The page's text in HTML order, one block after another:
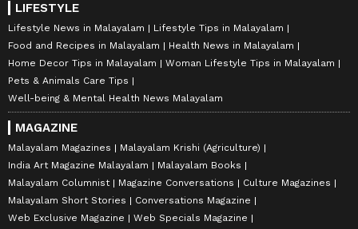
LIFESTYLE
Lifestyle News in Malayalam
Lifestyle Tips in Malayalam
Food and Recipes in Malayalam
Health News in Malayalam
Home Decor Tips in Malayalam
Woman Lifestyle Tips in Malayalam
Pets & Animals Care Tips
Well-being & Mental Health News Malayalam
MAGAZINE
Malayalam Magazines
Malayalam Krishi (Agriculture)
India Art Magazine Malayalam
Malayalam Books
Malayalam Columnist
Magazine Conversations
Culture Magazines
Malayalam Short Stories
Conversations Magazine
Web Exclusive Magazine
Web Specials Magazine